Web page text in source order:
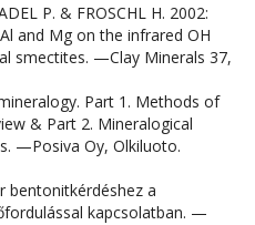
P. & FROSCHL H. 2002:
and Mg on the infrared OH
smectites. —Clay Minerals 37,
Part 1. Methods of
& Part 2. Mineralogical
—Posiva Oy, Olkiluoto.
bentonitkérdéshez a
kapcsolatban. —